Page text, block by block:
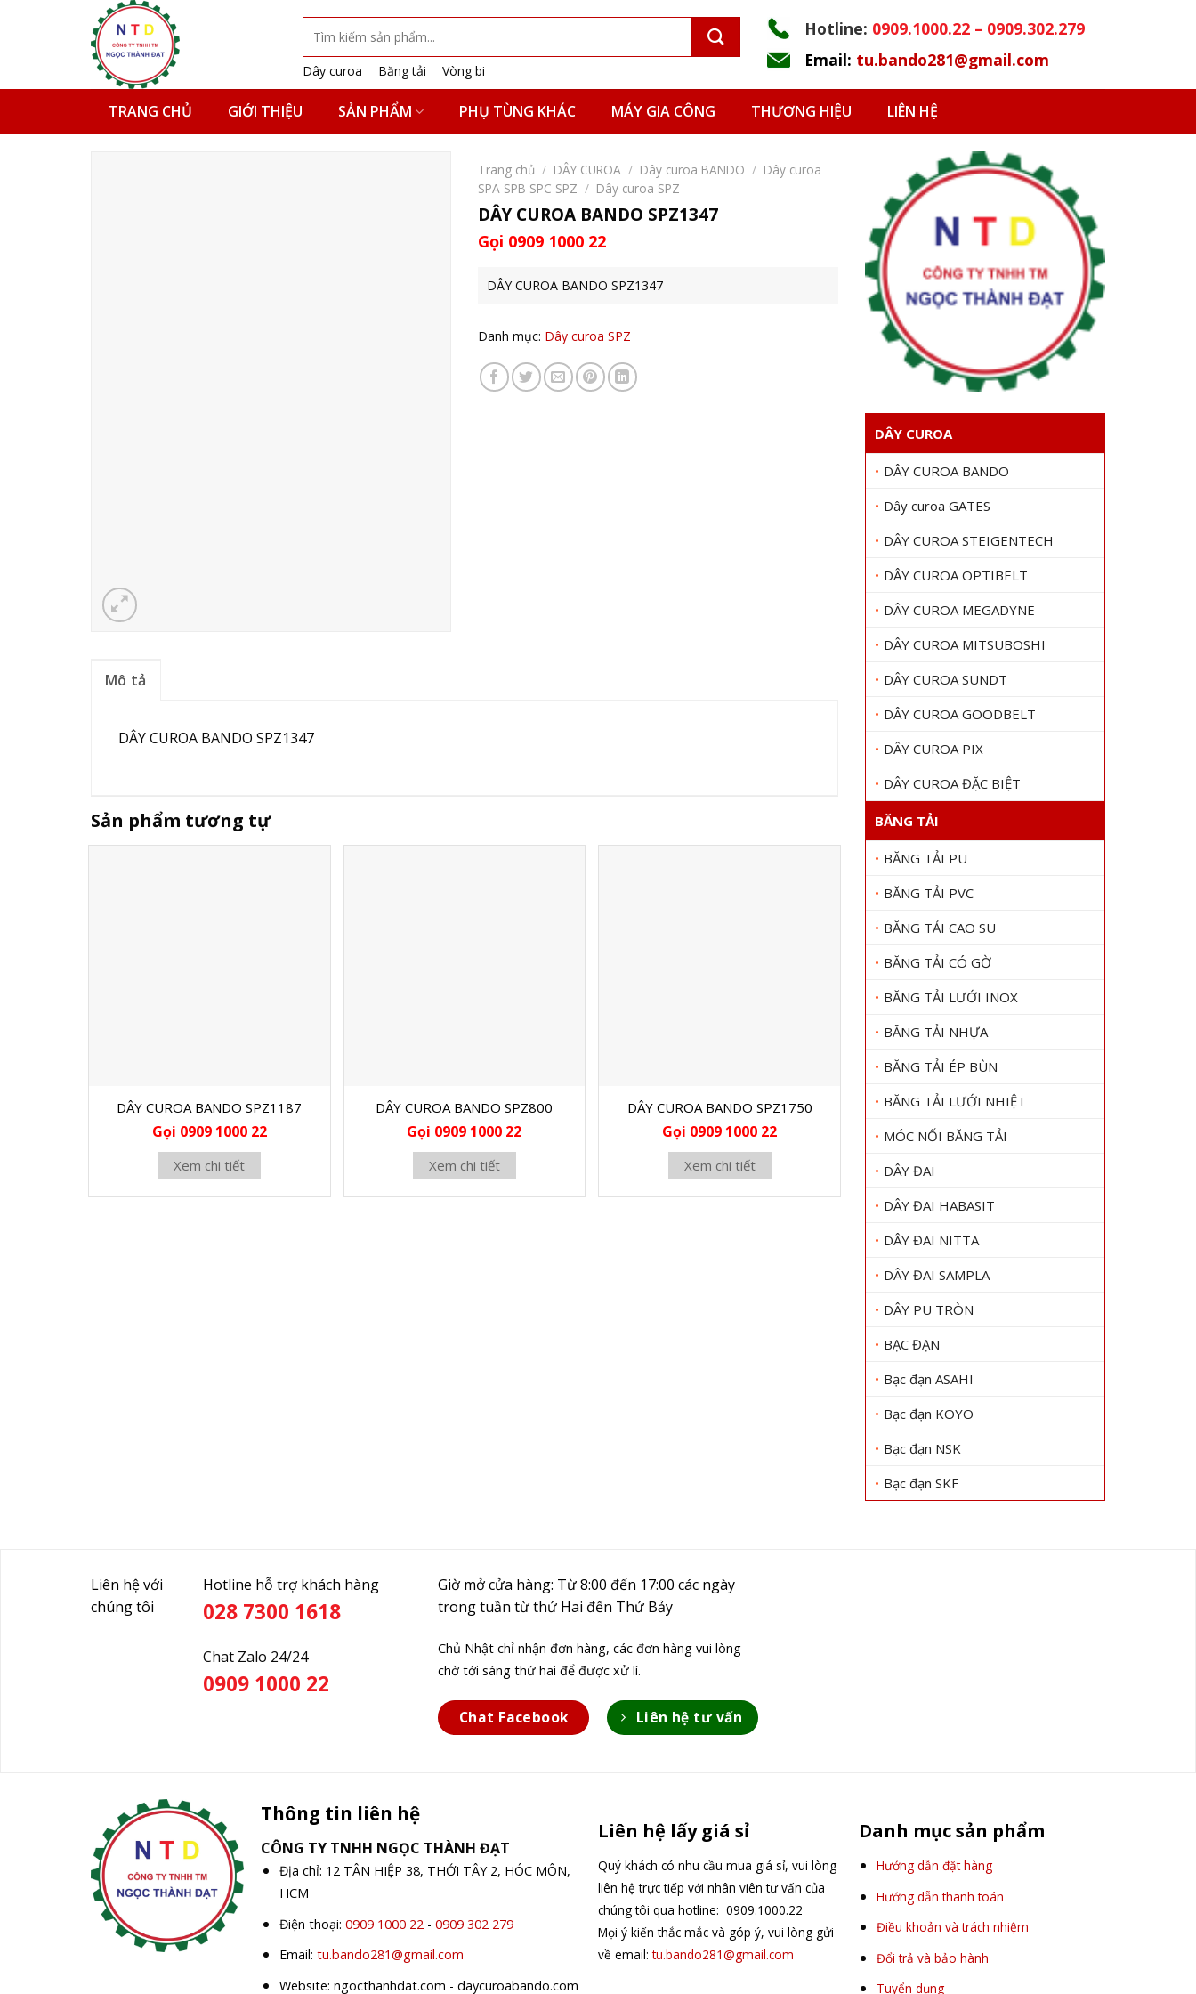
kiếm:
Dây curoa
Băng tải Vòng bi
Hotline: 0909.1000.22 – 0909.302.279
Email: tu.bando281@gmail.com
TRANG CHỦ GIỚI THIỆU SẢN PHẨM PHỤ TÙNG KHÁC MÁY GIA CÔNG THƯƠNG HIỆU LIÊN HỆ
DÂY CUROA
DÂY CUROA BANDO
Dây curoa GATES
DÂY CUROA STEIGENTECH
DÂY CUROA OPTIBELT
DÂY CUROA MEGADYNE
DÂY CUROA MITSUBOSHI
DÂY CUROA SUNDT
DÂY CUROA GOODBELT
DÂY CUROA PIX
DÂY CUROA ĐẶC BIỆT
BĂNG TẢI
BĂNG TẢI PU
BĂNG TẢI PVC
BĂNG TẢI CAO SU
BĂNG TẢI CÓ GỜ
BĂNG TẢI LƯỚI INOX
BĂNG TẢI NHỰA
BĂNG TẢI ÉP BÙN
BĂNG TẢI LƯỚI NHIỆT
MÓC NỐI BĂNG TẢI
DÂY ĐAI
DÂY ĐAI HABASIT
DÂY ĐAI NITTA
DÂY ĐAI SAMPLA
DÂY PU TRÒN
BẠC ĐẠN
Bạc đạn ASAHI
Bạc đạn KOYO
Bạc đạn NSK
Bạc đạn SKF
Trang chủ / DÂY CUROA / Dây curoa BANDO / Dây curoa
SPA SPB SPC SPZ / Dây curoa SPZ
DÂY CUROA BANDO SPZ1347
Gọi 0909 1000 22
DÂY CUROA BANDO SPZ1347
Danh mục: Dây curoa SPZ
Mô tả
DÂY CUROA BANDO SPZ1347
Sản phẩm tương tự
DÂY CUROA BANDO SPZ1187
Gọi 0909 1000 22
Xem chi tiết
DÂY CUROA BANDO SPZ800
Gọi 0909 1000 22
Xem chi tiết
DÂY CUROA BANDO SPZ1750
Gọi 0909 1000 22
Xem chi tiết
Dây curoa Bando SPZ1270
Gọi 0909 1000 22
Liên hệ với
chúng tôi
Hotline hỗ trợ khách hàng
028 7300 1618
Chat Zalo 24/24
0909 1000 22
Giờ mở cửa hàng: Từ 8:00 đến 17:00 các ngày
trong tuần từ thứ Hai đến Thứ Bảy
Chủ Nhật chỉ nhận đơn hàng, các đơn hàng vui lòng
chờ tới sáng thứ hai để được xử lí.
Chat Facebook Liên hệ tư vấn
Thông tin liên hệ
CÔNG TY TNHH NGỌC THÀNH ĐẠT
Địa chỉ: 12 TÂN HIỆP 38, THỚI TÂY 2, HÓC MÔN,
HCM
Điện thoại:0909 1000 22 -0909 302 279
Email:tu.bando281@gmail.com
Website: ngocthanhdat.com - daycuroabando.com
Liên hệ lấy giá sỉ
Quý khách có nhu cầu mua giá sỉ, vui lòng
liên hệ trực tiếp với nhân viên tư vấn của
chúng tôi qua hotline: 0909.1000.22
Mọi ý kiến thắc mắc và góp ý, vui lòng gửi
về email:tu.bando281@gmail.com
Danh mục sản phẩm
Hướng dẫn đặt hàng
Hướng dẫn thanh toán
Điều khoản và trách nhiệm
Đổi trả và bảo hành
Tuyển dụng